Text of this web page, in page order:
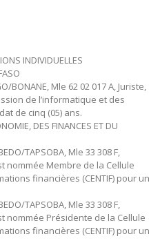
INDIVIDUELLES
BONANE, Mle 62 02 017 A, Juriste,
de l’informatique et des
de cinq (05) ans.
DES FINANCES ET DU
TAPSOBA, Mle 33 308 F,
nommée Membre de la Cellule
financières (CENTIF) pour un
TAPSOBA, Mle 33 308 F,
nommée Présidente de la Cellule
financières (CENTIF) pour un